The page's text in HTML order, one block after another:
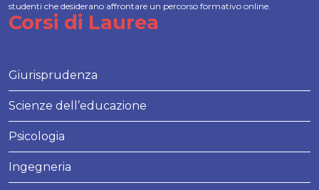
studenti che desiderano affrontare un percorso formativo online.
Corsi di Laurea
Giurisprudenza
Scienze dell’educazione
Psicologia
Ingegneria